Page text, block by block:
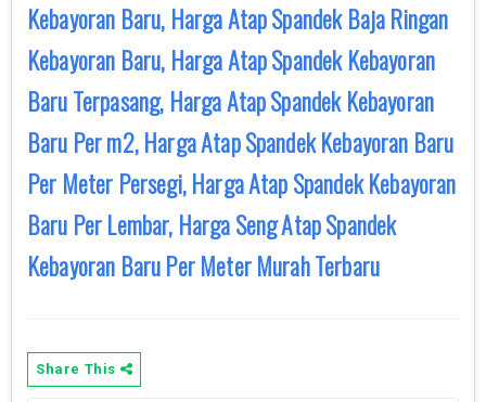
Kebayoran Baru, Harga Atap Spandek Baja Ringan
Kebayoran Baru, Harga Atap Spandek Kebayoran
Baru Terpasang, Harga Atap Spandek Kebayoran
Baru Per m2, Harga Atap Spandek Kebayoran Baru
Per Meter Persegi, Harga Atap Spandek Kebayoran
Baru Per Lembar, Harga Seng Atap Spandek
Kebayoran Baru Per Meter Murah Terbaru
Share This